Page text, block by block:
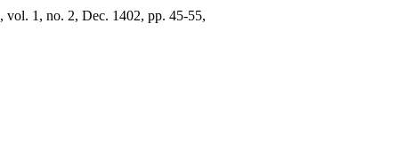
, vol. 1, no. 2, Dec. 1402, pp. 45-55,